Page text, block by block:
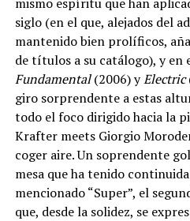
siglo (en el que, alejados del
mantenido bien prolíficos,
de títulos a su catálogo), y en
Fundamental(2006) yElectric
giro sorprendente a estas
todo el foco dirigido hacia la
Krafter meets Giorgio
coger aire. Un soprendente
mesa que ha tenido
mencionado “Super”, el
que, desde la solidez, se